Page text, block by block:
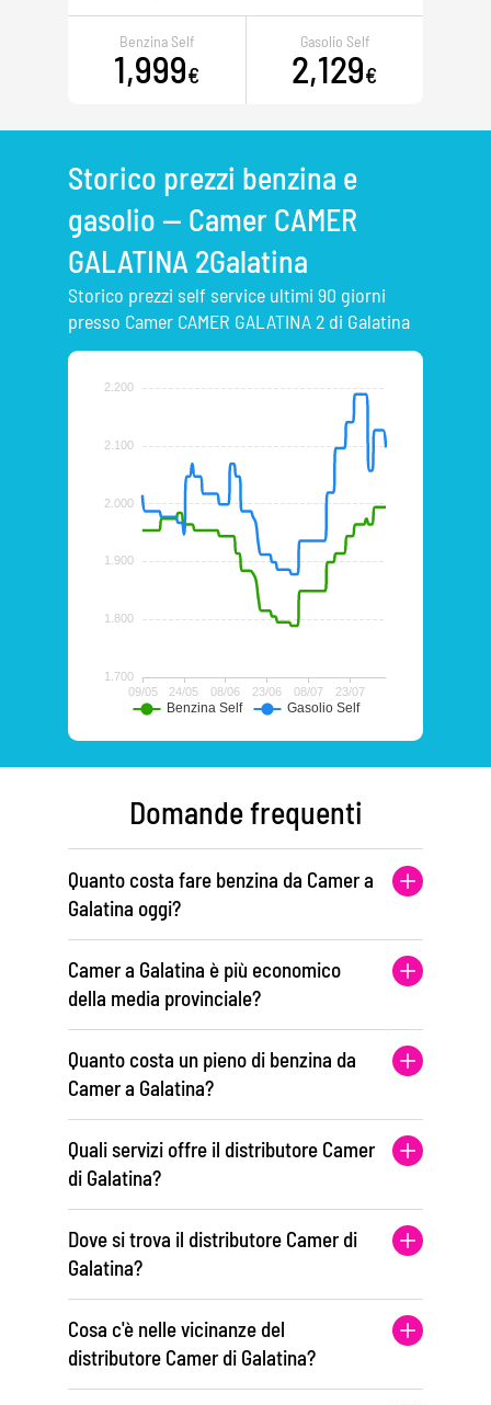
Benzina Self
1,999€
Gasolio Self
2,129€
Storico prezzi benzina e
gasolio — Camer CAMER
GALATINA 2Galatina
Storico prezzi self service ultimi 90 giorni
presso Camer CAMER GALATINA 2 di Galatina
Domande frequenti
Quanto costa fare benzina da Camer a
Galatina oggi?
Camer a Galatina è più economico
della media provinciale?
Quanto costa un pieno di benzina da
Camer a Galatina?
Quali servizi offre il distributore Camer
di Galatina?
Dove si trova il distributore Camer di
Galatina?
Cosa c'è nelle vicinanze del
distributore Camer di Galatina?